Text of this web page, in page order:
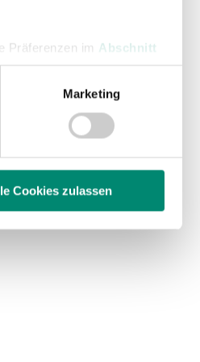
Präferenzen im Abschnitt
anbieten zu können
Verwendung unserer
Marketing
Cookies zulassen